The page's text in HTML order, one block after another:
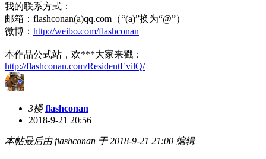
我的联系方式：
邮箱：flashconan(a)qq.com（“(a)”换为“@”）
微博： http://weibo.com/flashconan
本作品公式站，欢***大家来戳：
http://flashconan.com/ResidentEvilQ/
3楼 flashconan
2018-9-21 20:56
本帖最后由 flashconan 于 2018-9-21 21:00 编辑